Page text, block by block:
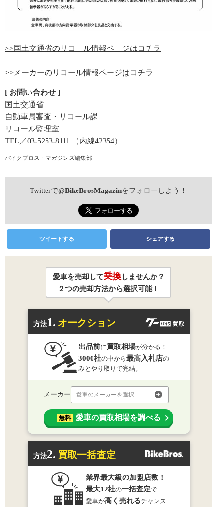
>>国土交通省のリコール情報ページはコチラ
>>メーカーのリコール情報ページはコチラ
[ お問い合わせ ]
国土交通省
自動車局審査・リコール課
リコール監理室
TEL／03-5253-8111 （内線42354）
バイクブロス・マガジンズ編集部
Twitterで@BikeBrosMagazinをフォローしよう！
ツイートする シェアする
愛車を売却して乗換しませんか？
２つの売却方法から選択可能！
方法1. オークション
出品前に 買取相場が分かる！
3000社の中から最高入札店の
みとやり取りで完結。
メーカー 愛車のメーカーを選択
無料 愛車の買取相場を調べる
方法2. 買取一括査定
業界最大級の加盟店数！
最大12社の一括査定で
愛車が高く売れるチャンス